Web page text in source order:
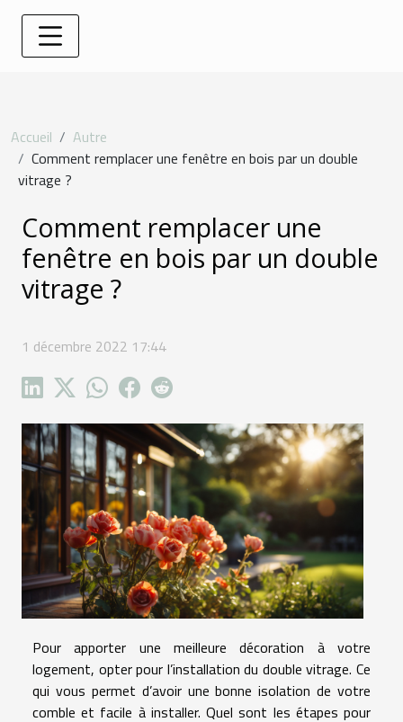
Accueil
Autre
Comment remplacer une fenêtre en bois par un double
vitrage ?
Comment remplacer une
fenêtre en bois par un double
vitrage ?
1 décembre 2022 17:44
Pour apporter une meilleure décoration à votre
logement, opter pour l’installation du double vitrage. Ce
qui vous permet d’avoir une bonne isolation de votre
comble et facile à installer. Quel sont les étapes pour